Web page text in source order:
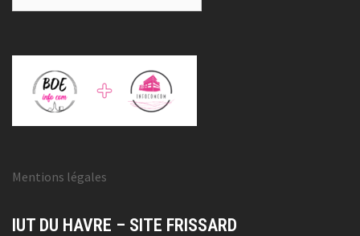
Mentions légales
IUT DU HAVRE – SITE FRISSARD